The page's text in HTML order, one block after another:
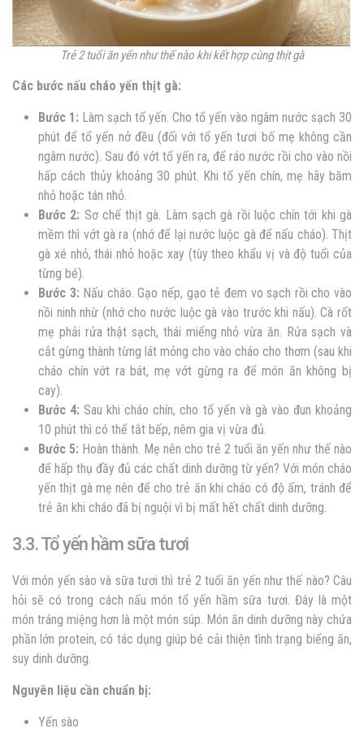
Trẻ 2 tuổi ăn yến như thế nào khi kết hợp cùng thịt gà
Các bước nấu cháo yến thịt gà:
Bước 1: Làm sạch tổ yến. Cho tổ yến vào ngâm nước sạch 30
phút để tổ yến nở đều (đối với tổ yến tươi bố mẹ không cần
ngâm nước). Sau đó vớt tổ yến ra, để ráo nước rồi cho vào nồi
hấp cách thủy khoảng 30 phút. Khi tổ yến chín, mẹ hãy băm
nhỏ hoặc tán nhỏ.
Bước 2: Sơ chế thịt gà. Làm sạch gà rồi luộc chín tới khi gà
mềm thì vớt gà ra (nhớ để lại nước luộc gà để nấu cháo). Thịt
gà xé nhỏ, thái nhỏ hoặc xay (tùy theo khẩu vị và độ tuổi của
từng bé).
Bước 3: Nấu cháo. Gạo nếp, gạo tẻ đem vo sạch rồi cho vào
nồi ninh nhừ (nhớ cho nước luộc gà vào trước khi nấu). Cà rốt
mẹ phải rửa thật sạch, thái miếng nhỏ vừa ăn. Rửa sạch và
cắt gừng thành từng lát mỏng cho vào cháo cho thơm (sau khi
cháo chín vớt ra bát, mẹ vớt gừng ra để món ăn không bị
cay).
Bước 4: Sau khi cháo chín, cho tổ yến và gà vào đun khoảng
10 phút thì có thể tắt bếp, nêm gia vị vừa đủ.
Bước 5: Hoàn thành. Mẹ nên cho trẻ 2 tuổi ăn yến như thế nào
để hấp thụ đầy đủ các chất dinh dưỡng từ yến? Với món cháo
yến thịt gà mẹ nên để cho trẻ ăn khi cháo có độ ấm, tránh để
trẻ ăn khi cháo đã bị nguội vì bị mất hết chất dinh dưỡng.
3.3. Tổ yến hầm sữa tươi
Với món yến sào và sữa tươi thì trẻ 2 tuổi ăn yến như thế nào? Câu
hỏi sẽ có trong cách nấu món tổ yến hầm sữa tươi. Đây là một
món tráng miệng hơn là một món súp. Món ăn dinh dưỡng này chứa
phần lớn protein, có tác dụng giúp bé cải thiện tình trạng biếng ăn,
suy dinh dưỡng.
Nguyên liệu cần chuẩn bị:
Yến sào